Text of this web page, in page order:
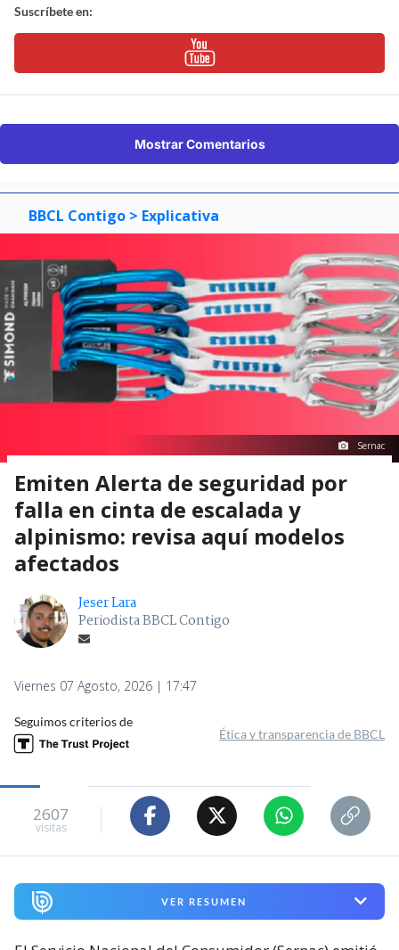
Suscríbete en:
Mostrar Comentarios
BBCL Contigo > Explicativa
Sernac
Emiten Alerta de seguridad por
falla en cinta de escalada y
alpinismo: revisa aquí modelos
afectados
Jeser Lara
Periodista BBCL Contigo
Viernes 07 Agosto, 2026 | 17:47
Seguimos criterios de
Ética y transparencia de BBCL
2607
visitas
VER RESUMEN